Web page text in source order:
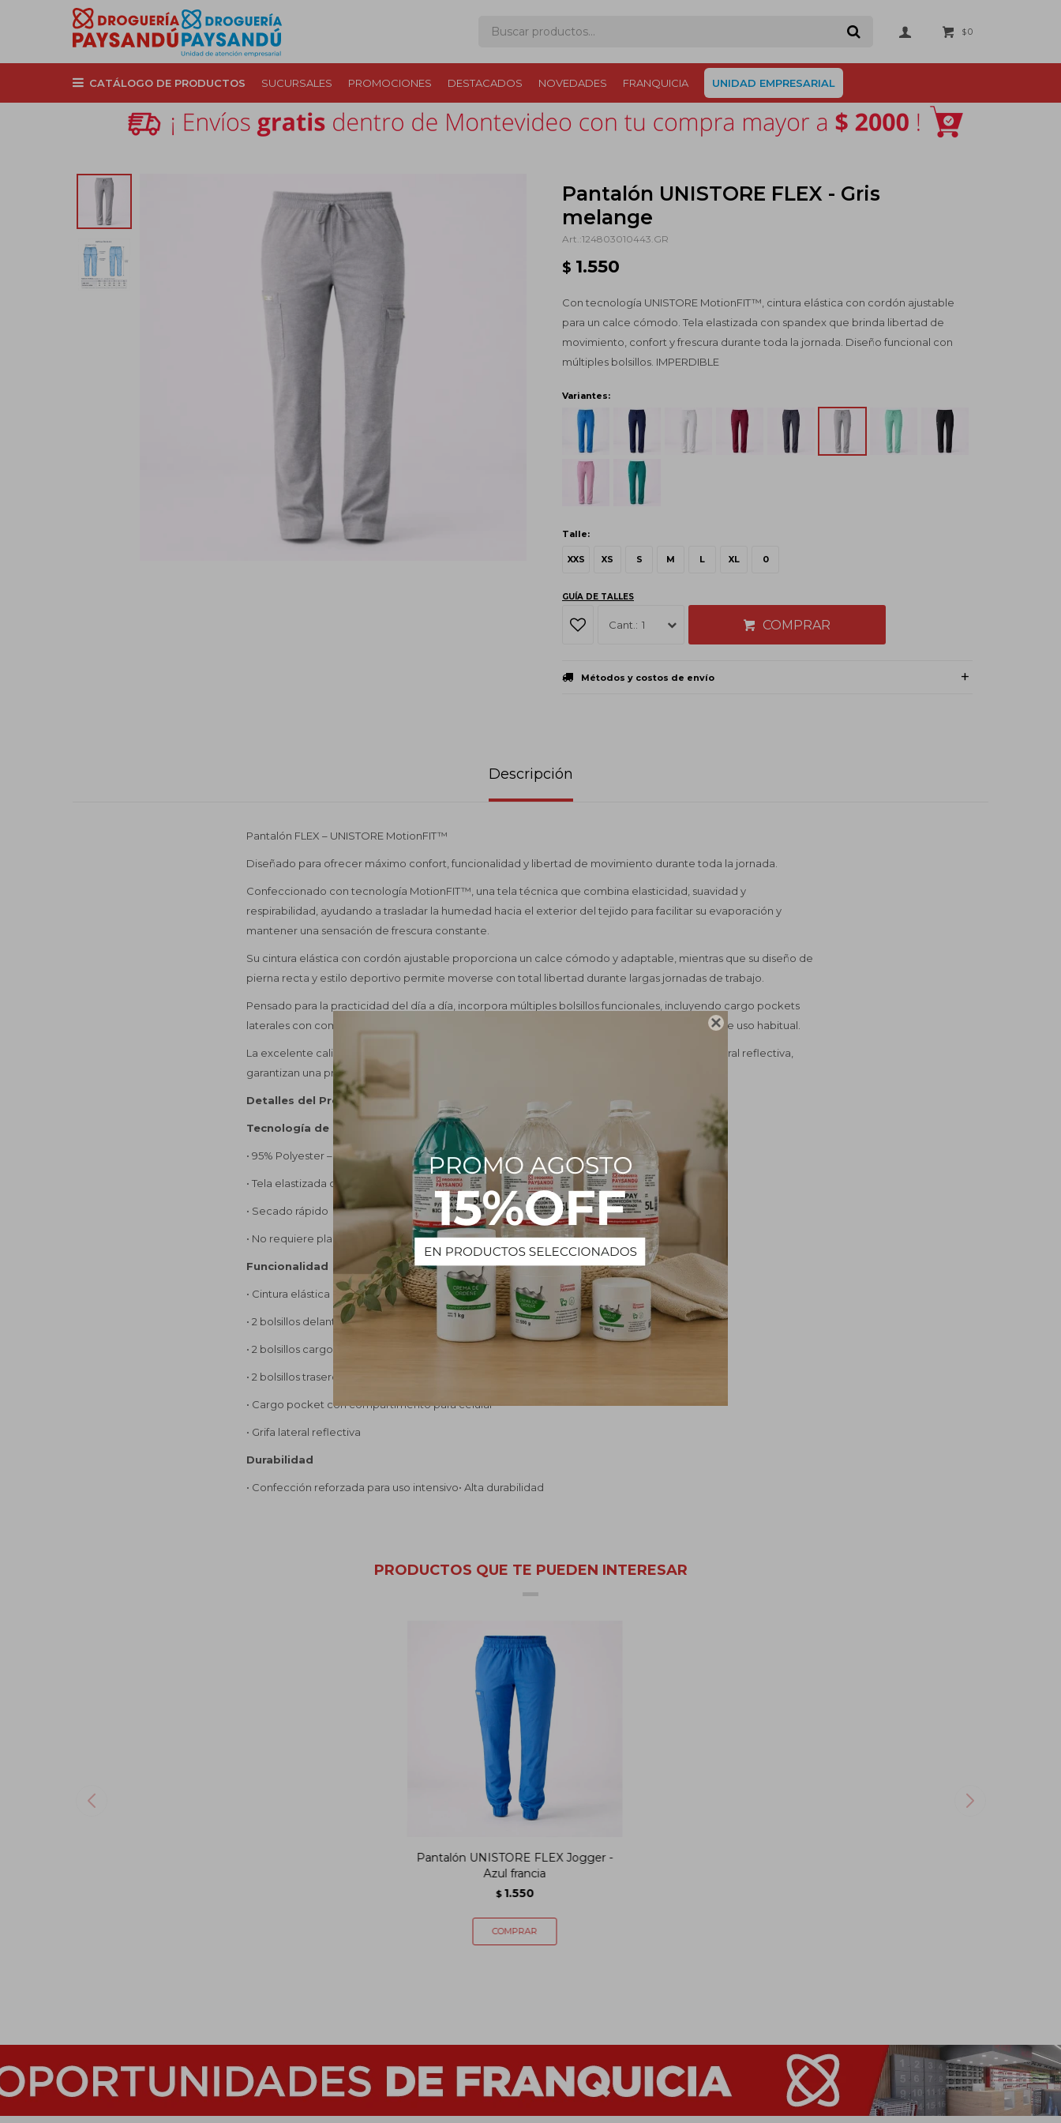

CATÁLOGO DE PRODUCTOS SUCURSALES PROMOCIONES DESTACADOS NOVEDADES FRANQUICIA UNIDAD EMPRESARIAL
$0
Pantalón UNISTORE FLEX - Gris
melange
124803010443.GR
$ 1.550
Con tecnología UNISTORE MotionFIT™, cintura elástica con cordón ajustable
para un calce cómodo. Tela elastizada con spandex que brinda libertad de
movimiento, confort y frescura durante toda la jornada. Diseño funcional con
múltiples bolsillos. IMPERDIBLE
Variantes:
Talle:
XXS XS S M L XL 0
GUÍA DE TALLES
1 COMPRAR
Métodos y costos de envío
Descripción
Pantalón FLEX – UNISTORE MotionFIT™
Diseñado para ofrecer máximo confort, funcionalidad y libertad de movimiento durante toda la jornada.
Confeccionado con tecnología MotionFIT™, una tela técnica que combina elasticidad, suavidad y
respirabilidad, ayudando a trasladar la humedad hacia el exterior del tejido para facilitar su evaporación y
mantener una sensación de frescura constante.
Su cintura elástica con cordón ajustable proporciona un calce cómodo y adaptable, mientras que su diseño de
pierna recta y estilo deportivo permite moverse con total libertad durante largas jornadas de trabajo.
Pensado para la practicidad del día a día, incorpora múltiples bolsillos funcionales, incluyendo cargo pockets
laterales con compartimento para celular, ideales para llevar de forma segura los elementos de uso habitual.
La excelente calidad de confección y terminaciones, junto con su diseño resistente y grifa lateral reflectiva,
garantizan una prenda durable preparada para el uso profesional intensivo.
Detalles del Producto
Tecnología de la tela
• 95% Polyester – 5% Spandex
• Tela elastizada de alto confort y libertad de movimiento
• Secado rápido
• No requiere plancha
Funcionalidad
• Cintura elástica con cordón ajustable
• 2 bolsillos delanteros
• 2 bolsillos cargo laterales
• 2 bolsillos traseros
• Cargo pocket con compartimento para celular
• Grifa lateral reflectiva
Durabilidad
• Confección reforzada para uso intensivo• Alta durabilidad
PRODUCTOS QUE TE PUEDEN INTERESAR
Pantalón UNISTORE FLEX Jogger -
Azul francia
$ 1.550